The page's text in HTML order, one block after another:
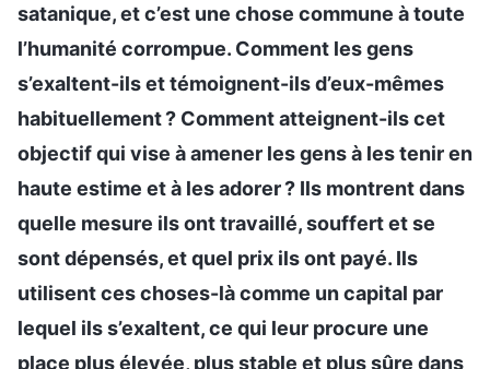
satanique, et c’est une chose commune à toute
l’humanité corrompue. Comment les gens
s’exaltent-ils et témoignent-ils d’eux-mêmes
habituellement ? Comment atteignent-ils cet
objectif qui vise à amener les gens à les tenir en
haute estime et à les adorer ? Ils montrent dans
quelle mesure ils ont travaillé, souffert et se
sont dépensés, et quel prix ils ont payé. Ils
utilisent ces choses-là comme un capital par
lequel ils s’exaltent, ce qui leur procure une
place plus élevée, plus stable et plus sûre dans